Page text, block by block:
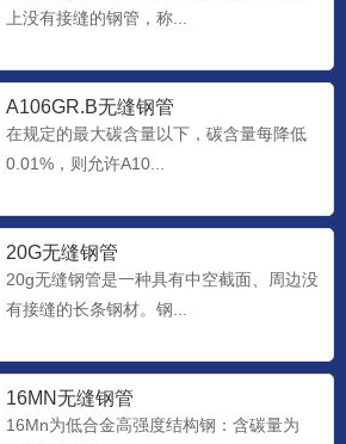
上没有接缝的钢管，称...
A106GR.B无缝钢管
在规定的最大碳含量以下，碳含量每降低
0.01%，则允许A10...
20G无缝钢管
20g无缝钢管是一种具有中空截面、周边没
有接缝的长条钢材。钢...
16MN无缝钢管
16Mn为低合金高强度结构钢：含碳量为